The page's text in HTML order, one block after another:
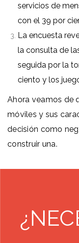
servicios de
con el 39 por
La encuesta
la consulta de
seguida por la
ciento y los
Ahora veamos de
móviles y sus
decisión como
construir una.